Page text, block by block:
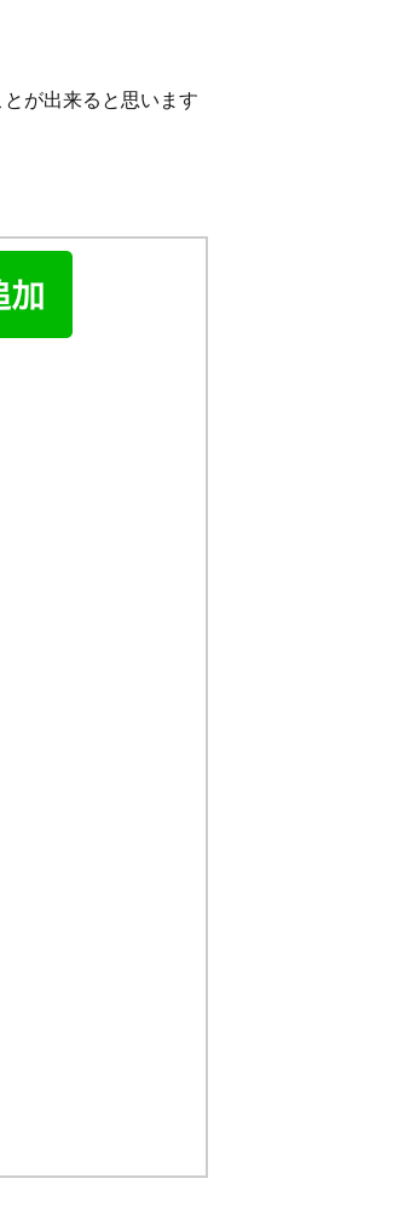
が出来ると思います